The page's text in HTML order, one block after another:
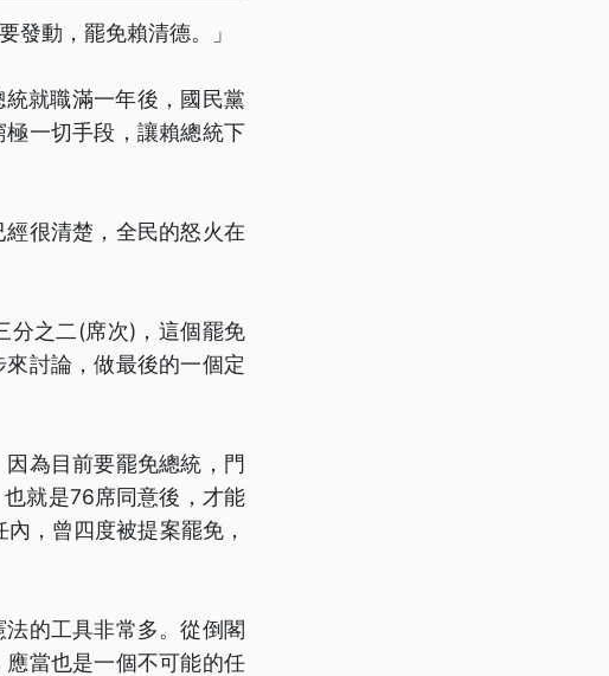
發動，罷免賴清德。」
就職滿一年後，國民黨
一切手段，讓賴總統下
很清楚，全民的怒火在
分之二(席次)，這個罷免
討論，做最後的一個定
為目前要罷免總統，門
就是76席同意後，才能
，曾四度被提案罷免，
的工具非常多。從倒閣
當也是一個不可能的任